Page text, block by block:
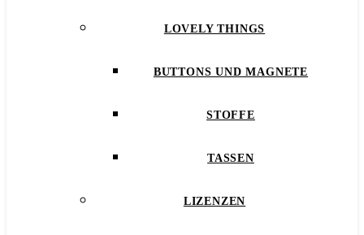
LOVELY THINGS
BUTTONS UND MAGNETE
STOFFE
TASSEN
LIZENZEN